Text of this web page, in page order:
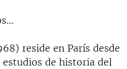
reside en París desde
estudios de historia del